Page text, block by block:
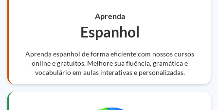
Aprenda
Espanhol
Aprenda espanhol de forma eficiente com nossos cursos
online e gratuitos. Melhore sua fluência, gramática e
vocabulário em aulas interativas e personalizadas.